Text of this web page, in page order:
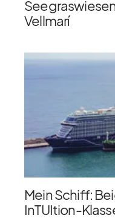
Vellmarí
Mein Schiff:
InTUItion-